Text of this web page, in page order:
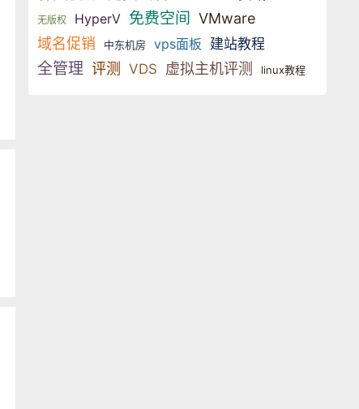
无版权 HyperV 免费空间
VMware
域名促销
中东机房 vps面板 建站教程
全管理 评测 VDS 虚拟主机评测 linux教程